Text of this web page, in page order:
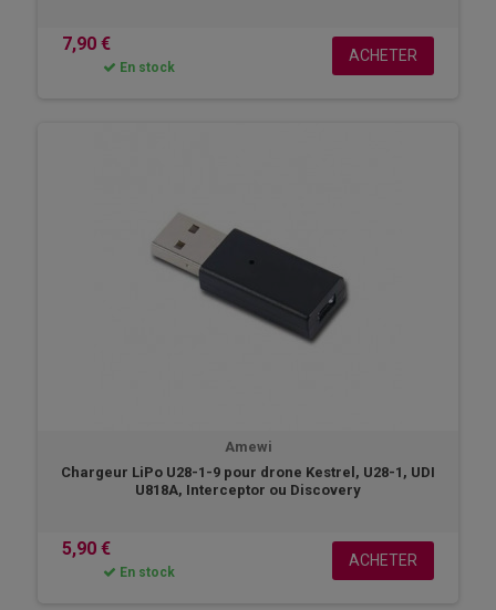
7,90 €
En stock
ACHETER
Amewi
Chargeur LiPo U28-1-9 pour drone Kestrel, U28-1, UDI
U818A, Interceptor ou Discovery
5,90 €
En stock
ACHETER